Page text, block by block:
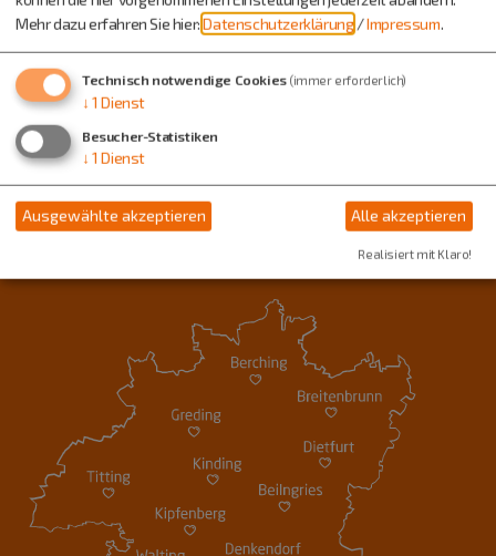
09446 910938
Mehr dazu erfahren Sie hier:Datenschutzerklärung /Impressum.
Technisch notwendige Cookies (immer erforderlich)
↓ 1 Dienst
Besucher-Statistiken
↓ 1 Dienst
Ausgewählte akzeptieren Alle akzeptieren
Realisiert mit Klaro!